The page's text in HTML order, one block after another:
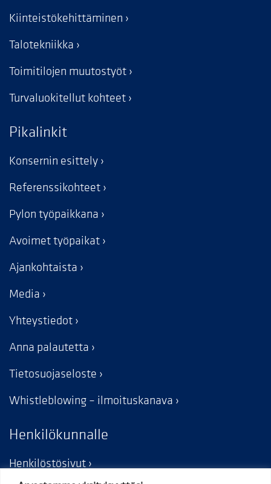
Kiinteistökehittäminen
Talotekniikka
Toimitilojen muutostyöt
Turvaluokitellut kohteet
Pikalinkit
Konsernin esittely
Referenssikohteet
Pylon työpaikkana
Avoimet työpaikat
Ajankohtaista
Media
Yhteystiedot
Anna palautetta
Tietosuojaseloste
Whistleblowing – ilmoituskanava
Henkilökunnalle
Henkilöstösivut